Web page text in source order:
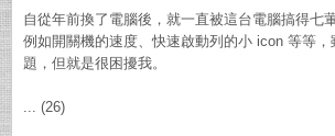
自從年前換了電腦後，就一直被這台電腦搞得七
例如開關機的速度、快速啟動列的小 icon 等等，
題，但就是很困擾我。
... (26)